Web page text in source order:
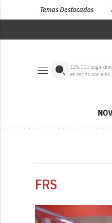
Temas Destacados
125,000
en redes sociales
FRS